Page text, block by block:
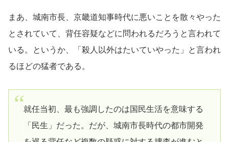
まあ、城南市長、京畿道知事時代に悪いことを散々やった
とされていて、背任容疑などに問われるだろうと言われて
いる。というか、「殺人以外はたいていやった」と言われ
るほどの猛者である。
就任当初、最も強調したのは国民生活を意味する
「民生」だった。だが、城南市長時代の都市開発